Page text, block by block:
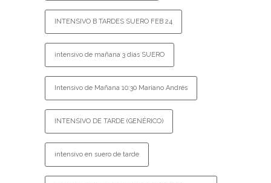
INTENSIVO B TARDES SUERO FEB 24
intensivo de mañana 3 días SUERO
Intensivo de Mañana 10:30 Mariano Andrés
INTENSIVO DE TARDE (GENÉRICO)
intensivo en suero de tarde